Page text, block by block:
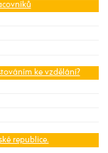
ke vzdělání?
republice.